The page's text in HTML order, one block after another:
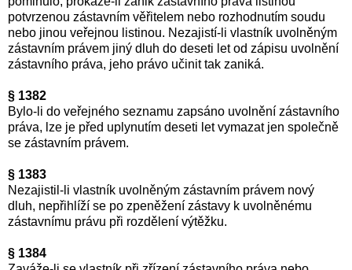
potvrzenou zástavním věřitelem nebo rozhodnutím soudu
nebo jinou veřejnou listinou. Nezajistí-li vlastník uvolněným
zástavním právem jiný dluh do deseti let od zápisu uvolnění
zástavního práva, jeho právo učinit tak zaniká.
§ 1382
Bylo-li do veřejného seznamu zapsáno uvolnění zástavního
práva, lze je před uplynutím deseti let vymazat jen společně
se zástavním právem.
§ 1383
Nezajistil-li vlastník uvolněným zástavním právem nový
dluh, nepřihlíží se po zpeněžení zástavy k uvolněnému
zástavnímu právu při rozdělení výtěžku.
§ 1384